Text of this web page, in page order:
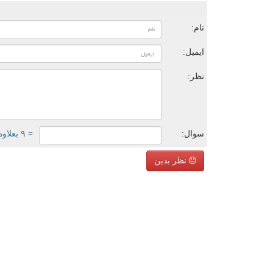
نام:
ایمیل:
نظر:
سوال: = ۹ بعلاوه ۳
نظر بدین